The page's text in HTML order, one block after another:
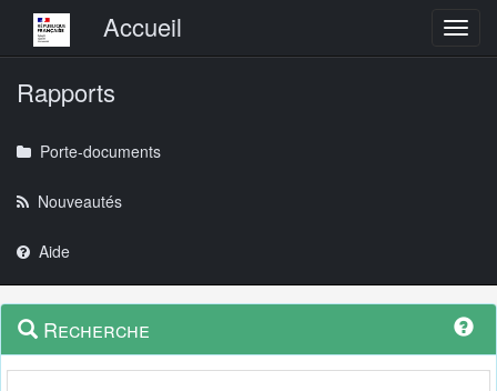
Menu principalAccueil
Rapports
Porte-documents
Nouveautés
Aide
Navigation
outils
Menu
contextuel
Recherche